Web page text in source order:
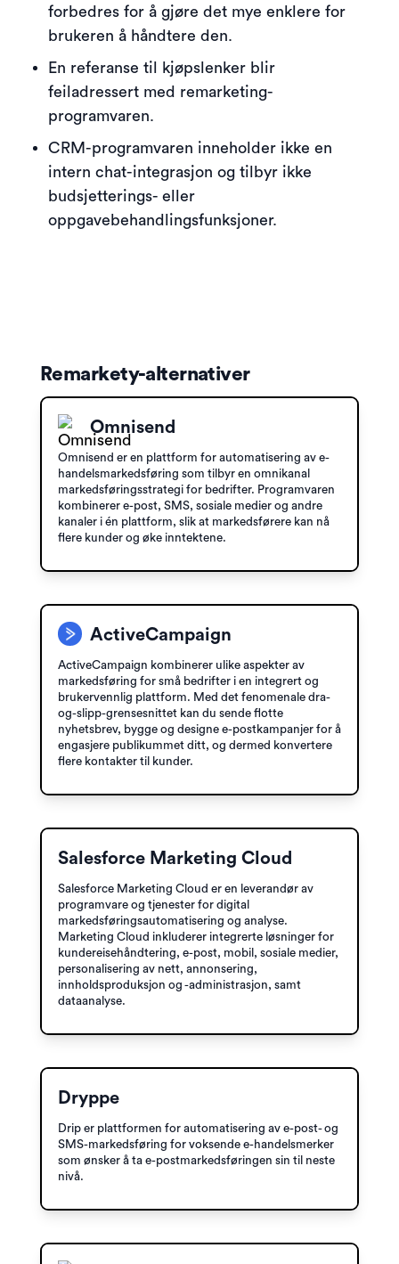
forbedres for å gjøre det mye enklere for
brukeren å håndtere den.
En referanse til kjøpslenker blir
feiladressert med remarketing-
programvaren.
CRM-programvaren inneholder ikke en
intern chat-integrasjon og tilbyr ikke
budsjetterings- eller
oppgavebehandlingsfunksjoner.
Remarkety-alternativer
Omnisend
Omnisend er en plattform for automatisering av e-
handelsmarkedsføring som tilbyr en omnikanal
markedsføringsstrategi for bedrifter. Programvaren
kombinerer e-post, SMS, sosiale medier og andre
kanaler i én plattform, slik at markedsførere kan nå
flere kunder og øke inntektene.
ActiveCampaign
ActiveCampaign kombinerer ulike aspekter av
markedsføring for små bedrifter i en integrert og
brukervennlig plattform. Med det fenomenale dra-
og-slipp-grensesnittet kan du sende flotte
nyhetsbrev, bygge og designe e-postkampanjer for å
engasjere publikummet ditt, og dermed konvertere
flere kontakter til kunder.
Salesforce Marketing Cloud
Salesforce Marketing Cloud er en leverandør av
programvare og tjenester for digital
markedsføringsautomatisering og analyse.
Marketing Cloud inkluderer integrerte løsninger for
kundereisehåndtering, e-post, mobil, sosiale medier,
personalisering av nett, annonsering,
innholdsproduksjon og -administrasjon, samt
dataanalyse.
Dryppe
Drip er plattformen for automatisering av e-post- og
SMS-markedsføring for voksende e-handelsmerker
som ønsker å ta e-postmarkedsføringen sin til neste
nivå.